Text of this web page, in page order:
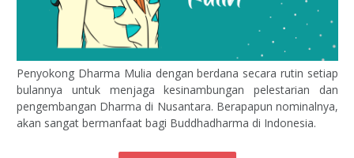
Penyokong Dharma Mulia dengan berdana secara rutin setiap
bulannya untuk menjaga kesinambungan pelestarian dan
pengembangan Dharma di Nusantara. Berapapun nominalnya,
akan sangat bermanfaat bagi Buddhadharma di Indonesia.